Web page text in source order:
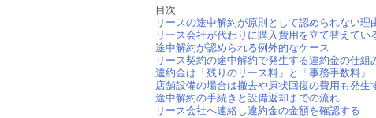
目次
リースの途中解約が原則として認められない理
リース会社が代わりに購入費用を立て替えてい
途中解約が認められる例外的なケース
リース契約の途中解約で発生する違約金の仕組
違約金は「残りのリース料」と「事務手数料」
店舗設備の場合は撤去や原状回復の費用も発生
途中解約の手続きと設備返却までの流れ
リース会社へ連絡し違約金の金額を確認する